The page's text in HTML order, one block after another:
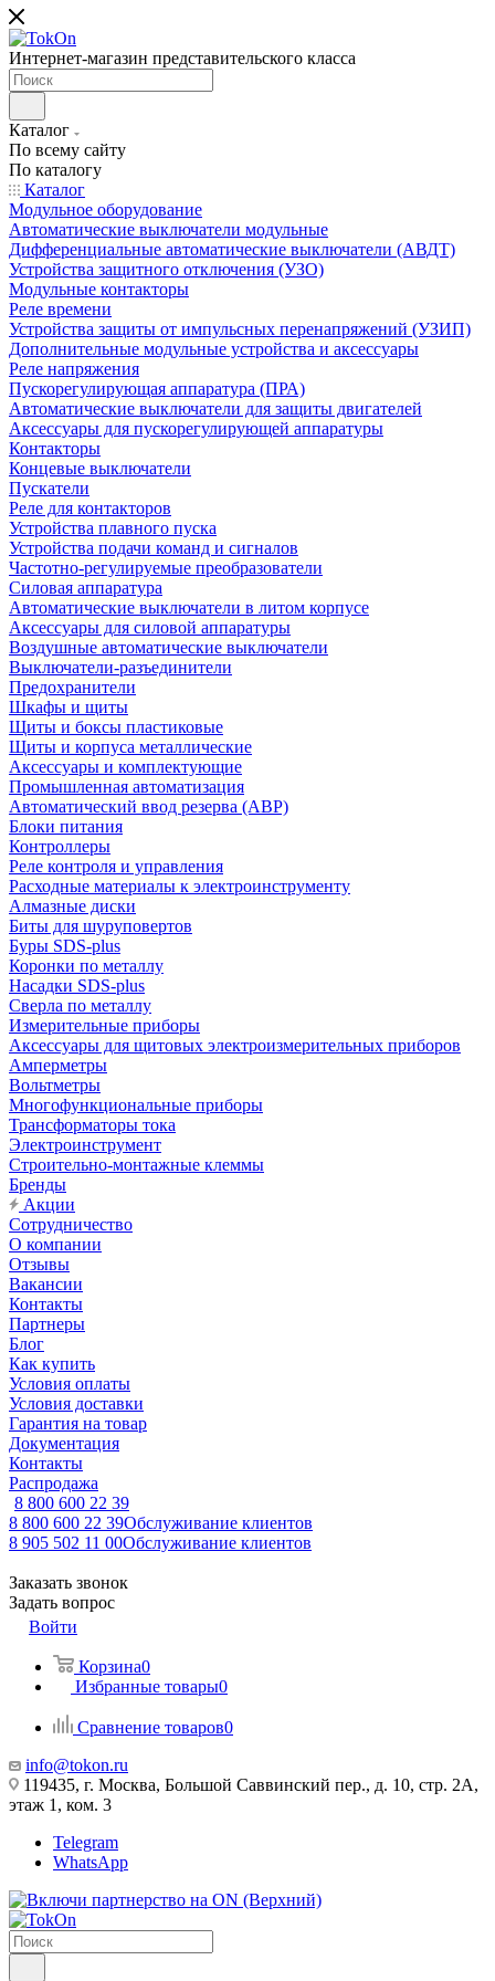
Интернет-магазин представительского класса
Каталог
По всему сайту
По каталогу
Каталог
Модульное оборудование
Автоматические выключатели модульные
Дифференциальные автоматические выключатели (АВДТ)
Устройства защитного отключения (УЗО)
Модульные контакторы
Реле времени
Устройства защиты от импульсных перенапряжений (УЗИП)
Дополнительные модульные устройства и аксессуары
Реле напряжения
Пускорегулирующая аппаратура (ПРА)
Автоматические выключатели для защиты двигателей
Аксессуары для пускорегулирующей аппаратуры
Контакторы
Концевые выключатели
Пускатели
Реле для контакторов
Устройства плавного пуска
Устройства подачи команд и сигналов
Частотно-регулируемые преобразователи
Силовая аппаратура
Автоматические выключатели в литом корпусе
Аксессуары для силовой аппаратуры
Воздушные автоматические выключатели
Выключатели-разъединители
Предохранители
Шкафы и щиты
Щиты и боксы пластиковые
Щиты и корпуса металлические
Аксессуары и комплектующие
Промышленная автоматизация
Автоматический ввод резерва (АВР)
Блоки питания
Контроллеры
Реле контроля и управления
Расходные материалы к электроинструменту
Алмазные диски
Биты для шуруповертов
Буры SDS-plus
Коронки по металлу
Насадки SDS-plus
Сверла по металлу
Измерительные приборы
Аксессуары для щитовых электроизмерительных приборов
Амперметры
Вольтметры
Многофункциональные приборы
Трансформаторы тока
Электроинструмент
Строительно-монтажные клеммы
Бренды
Акции
Сотрудничество
О компании
Отзывы
Вакансии
Контакты
Партнеры
Блог
Как купить
Условия оплаты
Условия доставки
Гарантия на товар
Документация
Контакты
Распродажа
8 800 600 22 39
8 800 600 22 39Обслуживание клиентов
8 905 502 11 00Обслуживание клиентов
Заказать звонок
Задать вопрос
Войти
Корзина0
Избранные товары0
Сравнение товаров0
info@tokon.ru
119435, г. Москва, Большой Саввинский пер., д. 10, стр. 2А,
этаж 1, ком. 3
Telegram
WhatsApp